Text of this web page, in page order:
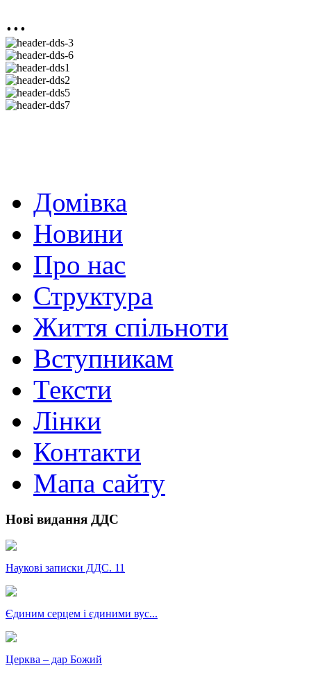
...
Домівка
Новини
Про нас
Структура
Життя спільноти
Вступникам
Тексти
Лінки
Контакти
Мапа сайту
Нові видання ДДС
Наукові записки ДДС. 11
Єдиним серцем і єдиними вус...
Церква – дар Божий